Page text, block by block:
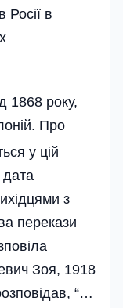
Росії в
1868 року,
Про
у цій
дата
з
перекази
Зоя, 1918
“…